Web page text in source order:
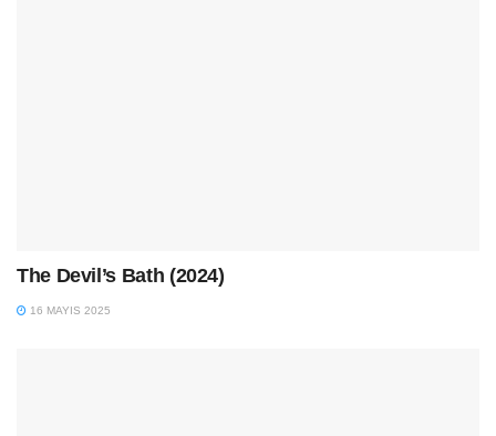
The Devil’s Bath (2024)
16 MAYIS 2025